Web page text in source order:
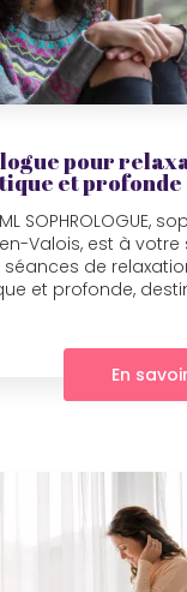
pour
et profonde
ML SOPHROLOGUE,
Valois, est à votre
de
et profonde,
En